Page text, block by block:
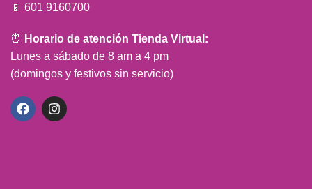
📱 601 9160700
⏰ Horario de atención Tienda Virtual:
Lunes a sábado de 8 am a 4 pm
(domingos y festivos sin servicio)